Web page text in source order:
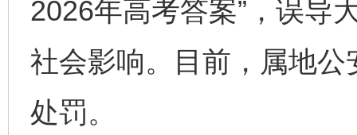
2026年高考答案”，误导
社会影响。目前，属地
处罚。